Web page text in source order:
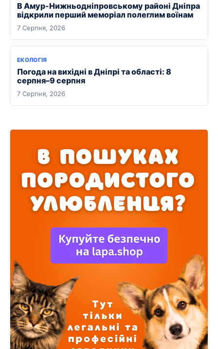
В Амур-Нижньодніпровському районі Дніпра
відкрили перший меморіал полеглим воїнам
7 Серпня, 2026
ЕКОЛОГІЯ
Погода на вихідні в Дніпрі та області: 8
серпня–9 серпня
7 Серпня, 2026